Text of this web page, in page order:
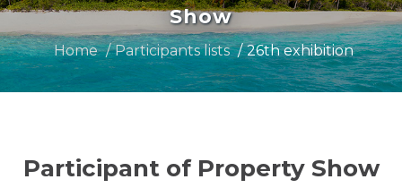
Show
Home Participants lists 26th exhibition
Participant of Property Show